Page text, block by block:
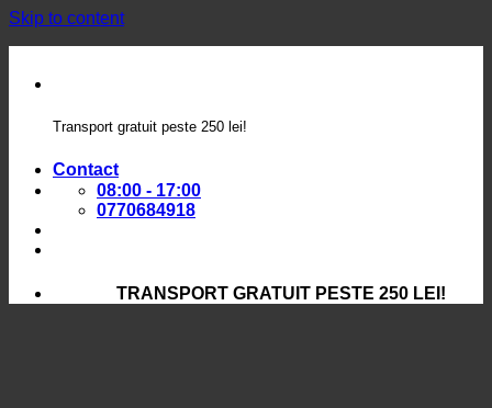
Skip to content
Transport gratuit peste 250 lei!
Contact
08:00 - 17:00
0770684918
TRANSPORT GRATUIT PESTE 250 LEI!